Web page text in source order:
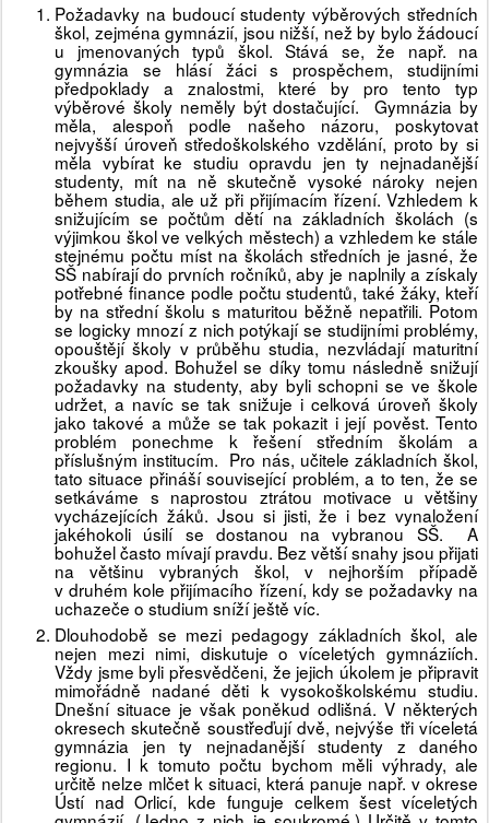
Požadavky na budoucí studenty výběrových středních
škol, zejména gymnázií, jsou nižší, než by bylo žádoucí
u jmenovaných typů škol. Stává se, že např. na
gymnázia se hlásí žáci s prospěchem, studijními
předpoklady a znalostmi, které by pro tento typ
výběrové školy neměly být dostačující. Gymnázia by
měla, alespoň podle našeho názoru, poskytovat
nejvyšší úroveň středoškolského vzdělání, proto by si
měla vybírat ke studiu opravdu jen ty nejnadanější
studenty, mít na ně skutečně vysoké nároky nejen
během studia, ale už při přijímacím řízení. Vzhledem k
snižujícím se počtům dětí na základních školách (s
výjimkou škol ve velkých městech) a vzhledem ke stále
stejnému počtu míst na školách středních je jasné, že
SŠ nabírají do prvních ročníků, aby je naplnily a získaly
potřebné finance podle počtu studentů, také žáky, kteří
by na střední školu s maturitou běžně nepatřili. Potom
se logicky mnozí z nich potýkají se studijními problémy,
opouštějí školy v průběhu studia, nezvládají maturitní
zkoušky apod. Bohužel se díky tomu následně snižují
požadavky na studenty, aby byli schopni se ve škole
udržet, a navíc se tak snižuje i celková úroveň školy
jako takové a může se tak pokazit i její pověst. Tento
problém ponechme k řešení středním školám a
příslušným institucím. Pro nás, učitele základních škol,
tato situace přináší související problém, a to ten, že se
setkáváme s naprostou ztrátou motivace u většiny
vycházejících žáků. Jsou si jisti, že i bez vynaložení
jakéhokoli úsilí se dostanou na vybranou SŠ. A
bohužel často mívají pravdu. Bez větší snahy jsou přijati
na většinu vybraných škol, v nejhorším případě
v druhém kole přijímacího řízení, kdy se požadavky na
uchazeče o studium sníží ještě víc.
Dlouhodobě se mezi pedagogy základních škol, ale
nejen mezi nimi, diskutuje o víceletých gymnáziích.
Vždy jsme byli přesvědčeni, že jejich úkolem je připravit
mimořádně nadané děti k vysokoškolskému studiu.
Dnešní situace je však poněkud odlišná. V některých
okresech skutečně soustřeďují dvě, nejvýše tři víceletá
gymnázia jen ty nejnadanější studenty z daného
regionu. I k tomuto počtu bychom měli výhrady, ale
určitě nelze mlčet k situaci, která panuje např. v okrese
Ústí nad Orlicí, kde funguje celkem šest víceletých